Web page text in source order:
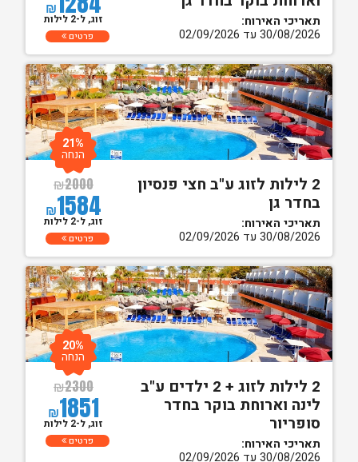
תאריכי האירוח:
30/08/2026 עד 02/09/2026
₪
זוג, ל-2 לילות
פרטים
2 לילות לזוג ע"ב חצי פנסיון
בחדר גן
תאריכי האירוח:
30/08/2026 עד 02/09/2026
₪2000
₪1584
21%
הנחה
זוג, ל-2 לילות
פרטים
2 לילות לזוג + 2 ילדים ע"ב
לינה וארוחת בוקר בחדר
סופריור
תאריכי האירוח:
30/08/2026 עד 02/09/2026
₪2300
₪1851
20%
הנחה
זוג, ל-2 לילות
פרטים